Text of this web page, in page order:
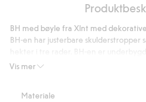
31
stemmer
Vis mer
BH med bøyle fra Xlnt med
BH-en har justerbare
Bøyle
Inneholder 84 % resirkulert
Materiale